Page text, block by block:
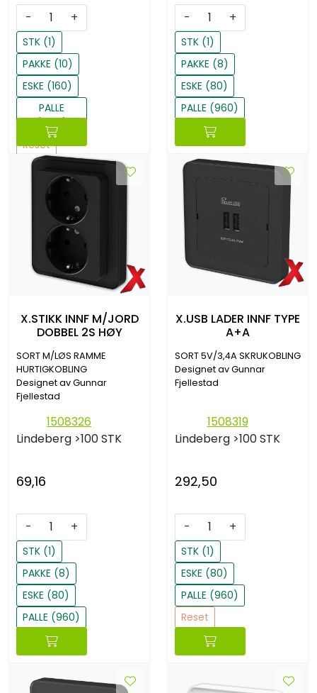
- +
STK (1)
PAKKE (10)
ESKE (160)
PALLE
(1920)
Reset
- +
STK (1)
PAKKE (8)
ESKE (80)
PALLE (960)
Reset
X.STIKK INNF M/JORD
DOBBEL 2S HØY
SORT M/LØS RAMME
HURTIGKOBLING
Designet av Gunnar
Fjellestad
1508326
Lindeberg >100 STK
69,16
- +
STK (1)
PAKKE (8)
ESKE (80)
PALLE (960)
Reset
X.USB LADER INNF TYPE
A+A
SORT 5V/3,4A SKRUKOBLING
Designet av Gunnar
Fjellestad
1508319
Lindeberg >100 STK
292,50
- +
STK (1)
ESKE (80)
PALLE (960)
Reset